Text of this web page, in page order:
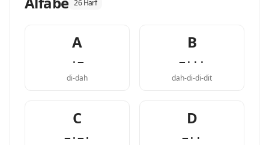
26 Harf
A
·−
di-dah
B
−···
dah-di-di-dit
C
−·−·
D
−··